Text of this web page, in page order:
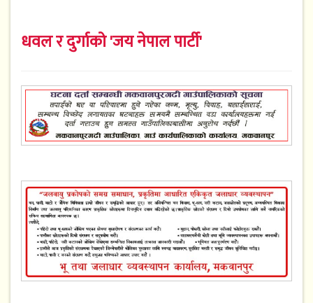
धवल र दुर्गाको 'जय नेपाल पार्टी'